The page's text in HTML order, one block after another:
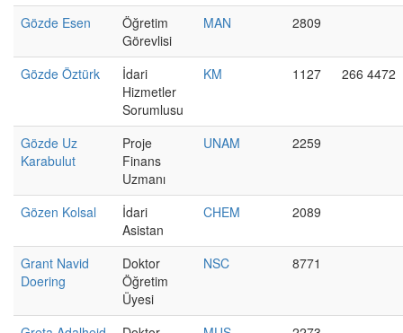
Gözde Esen
Öğretim
Görevlisi
MAN 2809
Gözde Öztürk
İdari
Hizmetler
Sorumlusu
KM 1127 266 4472
Gözde Uz
Karabulut
Proje
Finans
Uzmanı
UNAM 2259
Gözen Kolsal
İdari
Asistan
CHEM 2089
Grant Navid
Doering
Doktor
Öğretim
Üyesi
NSC 8771